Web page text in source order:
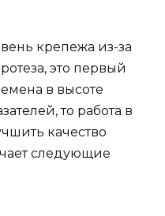
крепежа из-за
это первый
в высоте
то работа в
качество
следующие